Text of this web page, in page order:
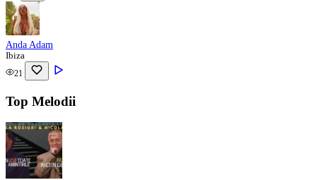
Anda Adam
Ibiza
21
Top Melodii